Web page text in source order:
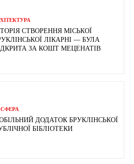
СТВОРЕННЯ МІСЬКОЇ
ЛІКАРНІ — БУЛА
ЗА КОШТ МЕЦЕНАТІВ
СФЕРА
ДОДАТОК БРУКЛІНСЬКОЇ
БІБЛІОТЕКИ